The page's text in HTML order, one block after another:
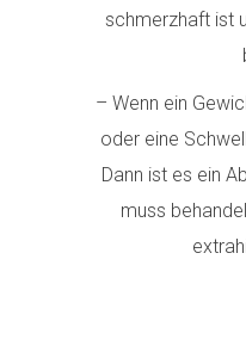
schmerzhaft ist
– Wenn ein
oder eine
Dann ist es ein
muss